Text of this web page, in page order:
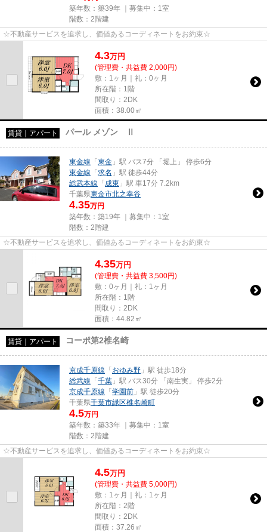
築年数：築39年 ｜募集中： 1室
階数：2階建
☆不動産サービスを追求し、価値あるコーディネートをお約束☆
4.3万円
(管理費・共益費 2,000円)
敷：1ヶ月｜礼：0ヶ月
所在階：1階
間取り：2DK
面積：38.00㎡
賃貸｜アパート パール メゾン Ⅱ
東金線 「東金 」駅 バス7分 「堀上」 停歩6分
東金線 「求名 」駅 徒歩44分
総武本線 「成東 」駅 車17分 7.2km
千葉県東金市北之幸谷
4.35万円
築年数：築19年 ｜募集中： 1室
階数：2階建
☆不動産サービスを追求し、価値あるコーディネートをお約束☆
4.35万円
(管理費・共益費 3,500円)
敷：0ヶ月｜礼：1ヶ月
所在階：1階
間取り：2DK
面積：44.82㎡
賃貸｜アパート コーポ第2椎名崎
京成千原線 「おゆみ野 」駅 徒歩18分
総武線 「千葉 」駅 バス30分 「南生実」 停歩2分
京成千原線 「学園前 」駅 徒歩20分
千葉県千葉市緑区椎名崎町
4.5万円
築年数：築33年 ｜募集中： 1室
階数：2階建
☆不動産サービスを追求し、価値あるコーディネートをお約束☆
4.5万円
(管理費・共益費 5,000円)
敷：1ヶ月｜礼：1ヶ月
所在階：2階
間取り：2DK
面積：37.26㎡